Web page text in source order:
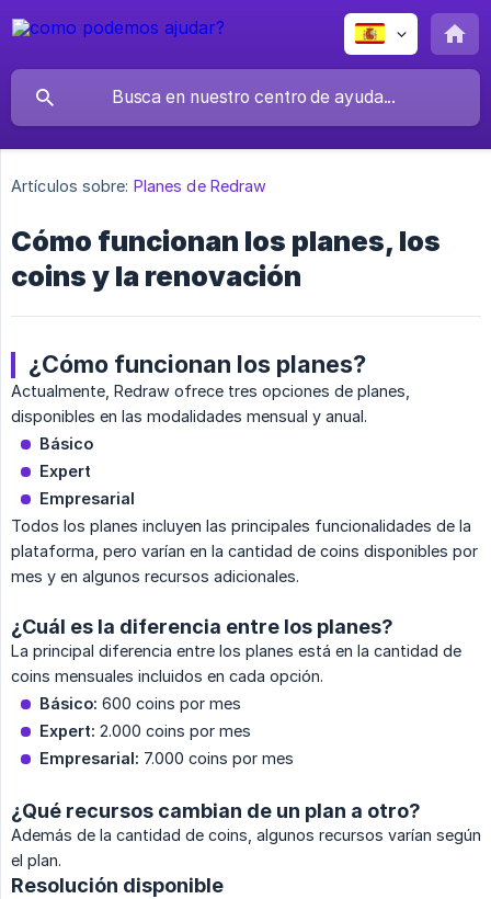
Artículos sobre: Planes de Redraw
Cómo funcionan los planes, los
coins y la renovación
¿Cómo funcionan los planes?
Actualmente, Redraw ofrece tres opciones de planes,
disponibles en las modalidades mensual y anual.
Básico
Expert
Empresarial
Todos los planes incluyen las principales funcionalidades de la
plataforma, pero varían en la cantidad de coins disponibles por
mes y en algunos recursos adicionales.
¿Cuál es la diferencia entre los planes?
La principal diferencia entre los planes está en la cantidad de
coins mensuales incluidos en cada opción.
Básico: 600 coins por mes
Expert: 2.000 coins por mes
Empresarial: 7.000 coins por mes
¿Qué recursos cambian de un plan a otro?
Además de la cantidad de coins, algunos recursos varían según
el plan.
Resolución disponible